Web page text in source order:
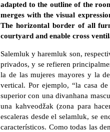
adapted to the outline of the
merges with the visual
The horizontal border of all
courtyard and enable cross
Salemluk y haremluk son,
privados, y se refieren
la de las mujeres mayores y la
vertical. Por ejemplo, “la casa
superior con una divanhana
una kahveodžak (zona para
escaleras desde el selamluk, se
característicos. Como todas las